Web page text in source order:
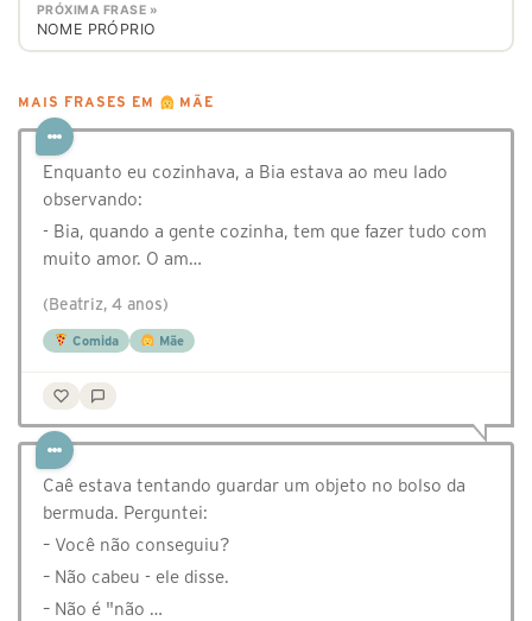
PRÓXIMA FRASE »
NOME PRÓPRIO
MAIS FRASES EM MÃE
Enquanto eu cozinhava, a Bia estava ao meu lado
observando:
- Bia, quando a gente cozinha, tem que fazer tudo com
muito amor. O am…
(Beatriz, 4 anos)
Comida Mãe
Caê estava tentando guardar um objeto no bolso da
bermuda. Perguntei:
– Você não conseguiu?
– Não cabeu - ele disse.
– Não é "não …